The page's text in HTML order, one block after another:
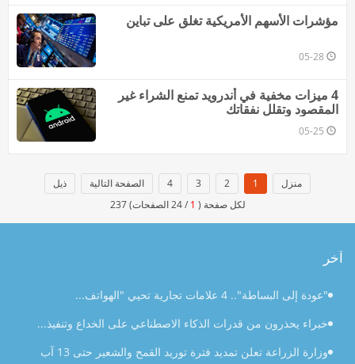
مؤشرات الأسهم الأمريكية تغلق على تباين
05-28
4 ميزات مخفية في أندرويد تمنع الشراء غير
المقصود وتقلل نفقاتك
05-25
منزل 1
2
3
4 الصفحة التالية
ذيل
لكل صفحة (
/ 24 الصفحات) 237
آخر
"عودة إلى البساطة".. 4 علامات تجارية تحيي "الهواتف...
خبراء يحذرون من قدرات الذكاء الاصطناعي على الخداع وتنفيذ...
وزارة الزراعة تعلن تمديد فترة توريد القمح والشعير حتى 13 آب